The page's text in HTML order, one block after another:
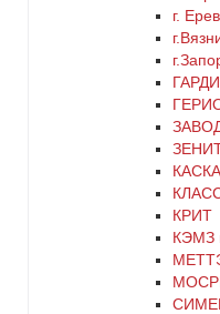
г.
ЗЕНИТ
КРИТ
КЭМЗ